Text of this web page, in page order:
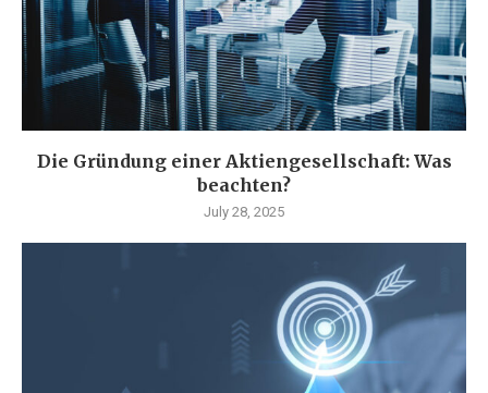
Die Gründung einer Aktiengesellschaft: Was
beachten?
July 28, 2025